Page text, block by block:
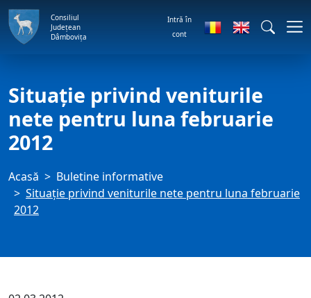
Consiliul
Județean
Dâmbovița
Intră în
cont
Situaţie privind veniturile
nete pentru luna februarie
2012
Acasă
Buletine informative
Situaţie privind veniturile nete pentru luna februarie
2012